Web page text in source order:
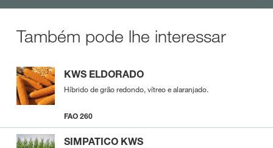
Também pode lhe interessar
KWS ELDORADO
Híbrido de grão redondo, vítreo e alaranjado.
FAO 260
SIMPATICO KWS